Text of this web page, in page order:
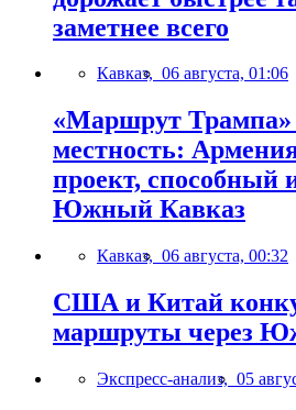
заметнее всего
Кавказ, 06 августа, 01:06
«Маршрут Трампа»
местность:
проект, способный
Южный Кавказ
Кавказ, 06 августа, 00:32
США и Китай
маршруты через
Экспресс-анализ, 05